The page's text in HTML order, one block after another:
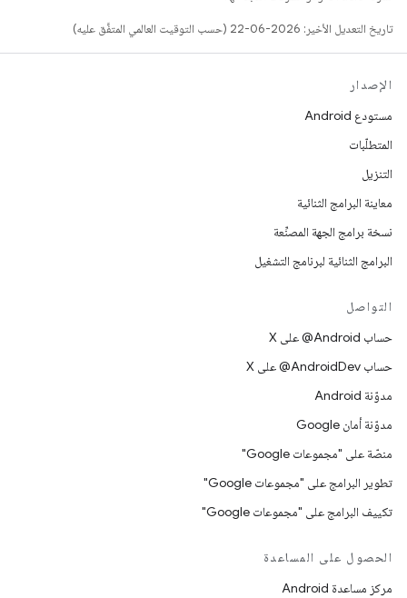
تاريخ التعديل الأخير: 2026-06-22 (حسب التوقيت العالمي المتفَّق عليه)
الإصدار
مستودع Android
المتطلّبات
التنزيل
معاينة البرامج الثنائية
نسخة برامج الجهة المصنِّعة
البرامج الثنائية لبرنامج التشغيل
التواصل
حساب ‎@Android على X
حساب ‎@AndroidDev على X
مدوّنة Android
مدوّنة أمان Google
منصّة على "مجموعات Google"
تطوير البرامج على "مجموعات Google"
تكييف البرامج على "مجموعات Google"
الحصول على المساعدة
مركز مساعدة Android